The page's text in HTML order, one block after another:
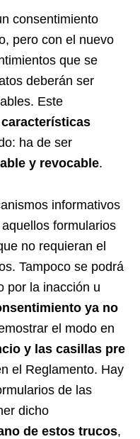
consentimiento
pero con el nuevo
que se
deberán ser
Este
características
ha de ser
y revocable.
informativos
formularios
no requieran el
Tampoco se podrá
por la inacción u
ya no
el modo en
y las casillas pre
el Reglamento. Hay
de las
dicho
de estos trucos,